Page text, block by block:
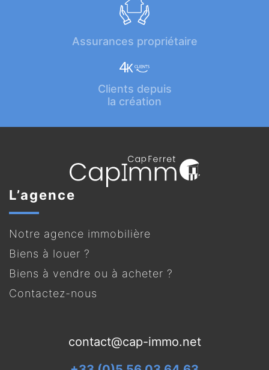
Assurances propriétaire
Clients depuis
la création
L’agence
Notre agence immobilière
Biens à louer ?
Biens à vendre ou à acheter ?
Contactez-nous
contact@cap-immo.net